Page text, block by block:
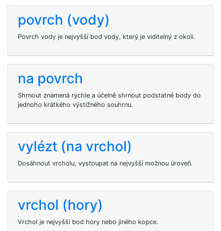
povrch (vody)
Povrch vody je nejvyšší bod vody, který je viditelný z okolí.
na povrch
Shrnout znamená rychle a účelně shrnout podstatné body do
jednoho krátkého výstižného souhrnu.
vylézt (na vrchol)
Dosáhnout vrcholu, vystoupat na nejvyšší možnou úroveň.
vrchol (hory)
Vrchol je nejvyšší bod hory nebo jiného kopce.